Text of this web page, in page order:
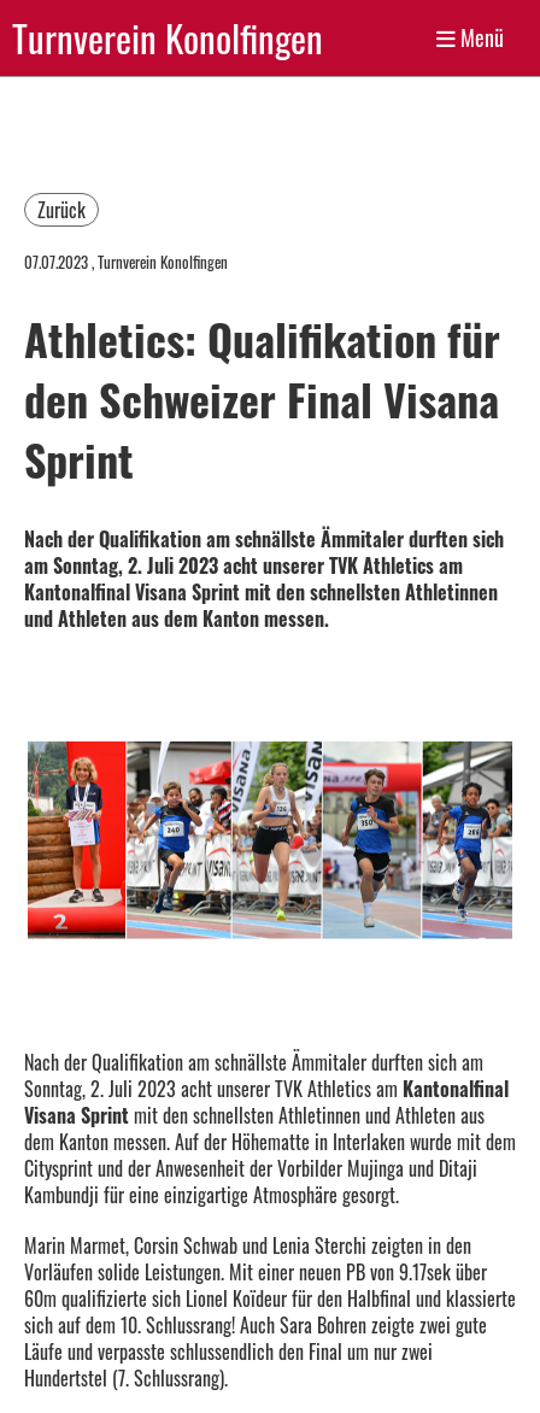
Turnverein Konolfingen Menü
Zurück
07.07.2023, Turnverein Konolfingen
Athletics: Qualifikation für
den Schweizer Final Visana
Sprint
Nach der Qualifikation am schnällste Ämmitaler durften sich
am Sonntag, 2. Juli 2023 acht unserer TVK Athletics am
Kantonalfinal Visana Sprint mit den schnellsten Athletinnen
und Athleten aus dem Kanton messen.
Nach der Qualifikation am schnällste Ämmitaler durften sich am
Sonntag, 2. Juli 2023 acht unserer TVK Athletics am Kantonalfinal
Visana Sprintmit den schnellsten Athletinnen und Athleten aus
dem Kanton messen. Auf der Höhematte in Interlaken wurde mit dem
Citysprint und der Anwesenheit der Vorbilder Mujinga und Ditaji
Kambundji für eine einzigartige Atmosphäre gesorgt.
Marin Marmet, Corsin Schwab und Lenia Sterchi zeigten in den
Vorläufen solide Leistungen. Mit einer neuen PB von 9.17sek über
60m qualifizierte sich Lionel Koïdeur für den Halbfinal und klassierte
sich auf dem 10. Schlussrang! Auch Sara Bohren zeigte zwei gute
Läufe und verpasste schlussendlich den Final um nur zwei
Hundertstel (7. Schlussrang).